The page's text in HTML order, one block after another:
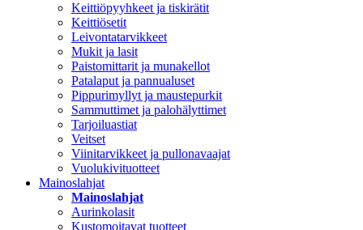
Keittiöpyyhkeet ja tiskirätit
Keittiösetit
Leivontatarvikkeet
Mukit ja lasit
Paistomittarit ja munakellot
Patalaput ja pannualuset
Pippurimyllyt ja maustepurkit
Sammuttimet ja palohälyttimet
Tarjoiluastiat
Veitset
Viinitarvikkeet ja pullonavaajat
Vuolukivituotteet
Mainoslahjat
Mainoslahjat
Aurinkolasit
Kustomoitavat tuotteet